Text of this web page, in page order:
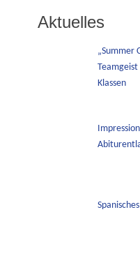
Aktuelles
„Summer
Teamgeist
Klassen